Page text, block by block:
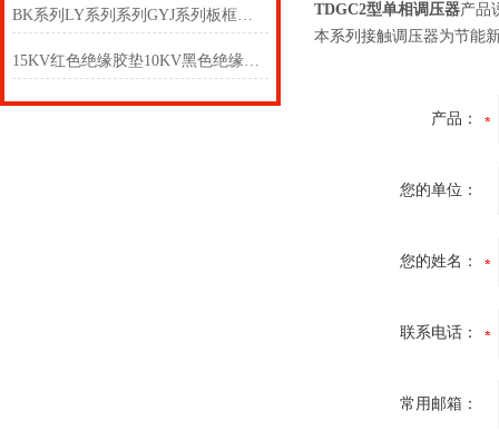
BK系列LY系列系列GYJ系列板框压力式滤油机
15KV红色绝缘胶垫10KV黑色绝缘胶垫15KV 绝缘胶垫
TDGC2型单相调压器产品
本系列接触调压器为节能
产品：
您的单位：
您的姓名：
联系电话：
常用邮箱：